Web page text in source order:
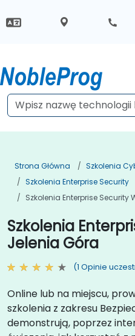
Strona Główna
Szkolenia
Szkolenia Enterprise Security
Szkolenia Enterprise Security
Szkolenia
Jelenia Góra
(1 Opinie
Online lub na miejscu,
szkolenia z zakresu
demonstrują, poprzez